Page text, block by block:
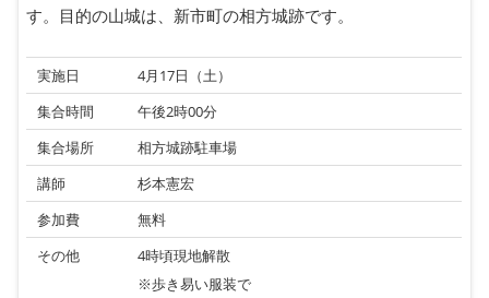
す。目的の山城は、新市町の相方城跡です。
実施日
4月17日（土）
集合時間
午後2時00分
集合場所
相方城跡駐車場
講師
杉本憲宏
参加費
無料
その他
4時頃現地解散
※歩き易い服装で